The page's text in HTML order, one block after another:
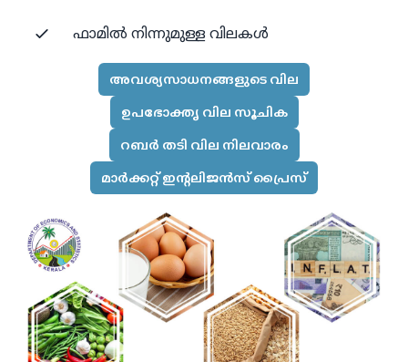
ഫാമിൽ നിന്നുമുള്ള വിലകൾ
അവശ്യസാധനങ്ങളുടെ വില
ഉപഭോക്തൃ വില സൂചിക
റബർ തടി വില നിലവാരം
മാർക്കറ്റ് ഇന്റലിജൻസ് പ്രൈസ്